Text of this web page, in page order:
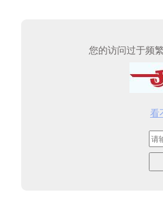
您的访问过于频
看